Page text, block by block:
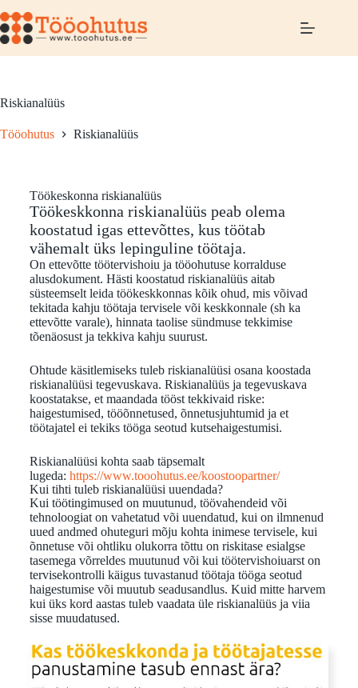
Riskianalüüs
Tööohutus Riskianalüüs
Töökeskonna riskianalüüs
Töökeskkonna riskianalüüs peab olema
koostatud igas ettevõttes, kus töötab
vähemalt üks lepinguline töötaja.
On ettevõtte töötervishoiu ja tööohutuse korralduse
alusdokument. Hästi koostatud riskianalüüs aitab
süsteemselt leida töökeskkonnas kõik ohud, mis võivad
tekitada kahju töötaja tervisele või keskkonnale (sh ka
ettevõtte varale), hinnata taolise sündmuse tekkimise
tõenäosust ja tekkiva kahju suurust.
Ohtude käsitlemiseks tuleb riskianalüüsi osana koostada
riskianalüüsi tegevuskava. Riskianalüüs ja tegevuskava
koostatakse, et maandada tööst tekkivaid riske:
haigestumised, tööõnnetused, õnnetusjuhtumid ja et
töötajatel ei tekiks tööga seotud kutsehaigestumisi.
Riskianalüüsi kohta saab täpsemalt
lugeda: https://www.tooohutus.ee/koostoopartner/
Kui tihti tuleb riskianalüüsi uuendada?
Kui töötingimused on muutunud, töövahendeid või
tehnoloogiat on vahetatud või uuendatud, kui on ilmnenud
uued andmed ohuteguri mõju kohta inimese tervisele, kui
õnnetuse või ohtliku olukorra tõttu on riskitase esialgse
tasemega võrreldes muutunud või kui töötervishoiuarst on
tervisekontrolli käigus tuvastanud töötaja tööga seotud
haigestumise või muutub seadusandlus. Kuid mitte harvem
kui üks kord aastas tuleb vaadata üle riskianalüüs ja viia
sisse muudatused.